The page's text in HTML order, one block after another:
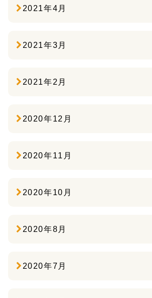
2021年4月
2021年3月
2021年2月
2020年12月
2020年11月
2020年10月
2020年8月
2020年7月